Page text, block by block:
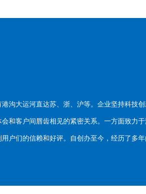
大运河直达苏、浙、沪等。企业坚持科技
客户间唇齿相见的紧密关系。一方面致力于
们的信赖和好评。自创办至今，经历了多年